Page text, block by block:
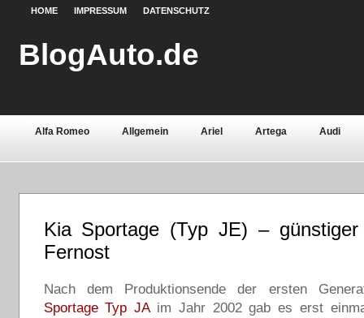
HOME IMPRESSUM DATENSCHUTZ
BlogAuto.de
Alfa Romeo Allgemein Ariel Artega Audi
Chevrolet Chrysler Citroën Continental Dacia
Lamborghini Lancia Land Rover Lotus Mazda
Kia Sportage (Typ JE) –
Fernost
Nach dem Produktionsende der ersten
Sportage Typ JAim Jahr 2002 gab es erst